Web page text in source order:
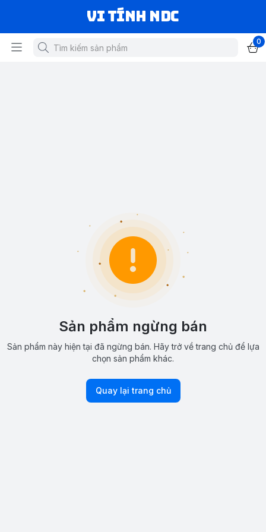
VI TÍNH NDC
0
Sản phẩm ngừng bán
Sản phẩm này hiện tại đã ngừng bán. Hãy trở về trang chủ để lựa
chọn sản phẩm khác.
Quay lại trang chủ